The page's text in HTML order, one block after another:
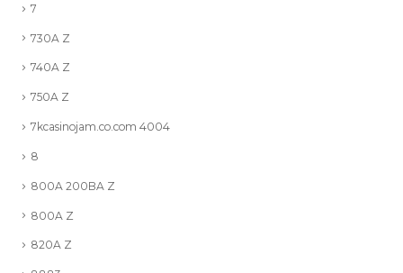
7
730A Z
740A Z
750A Z
7kcasinojam.co.com 4004
8
800A 200BA Z
800A Z
820A Z